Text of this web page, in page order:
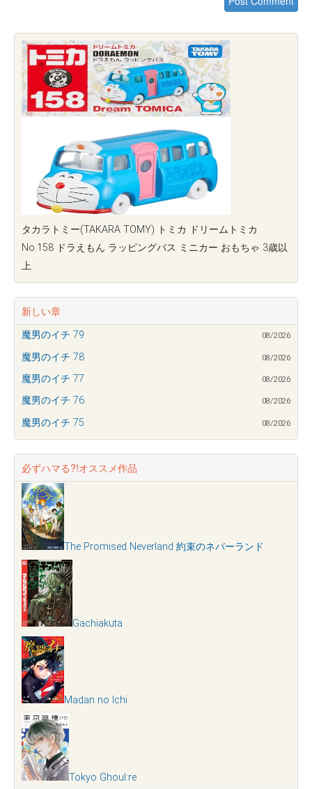
タカラトミー(TAKARA TOMY) トミカ ドリームトミカ
No.158 ドラえもん ラッピングバス ミニカー おもちゃ 3歳以
上
新しい章
魔男のイチ 79 08/2026
魔男のイチ 78 08/2026
魔男のイチ 77 08/2026
魔男のイチ 76 08/2026
魔男のイチ 75 08/2026
必ずハマる?!オススメ作品
The Promised Neverland 約束のネバーランド
Gachiakuta
Madan no Ichi
Tokyo Ghoul:re